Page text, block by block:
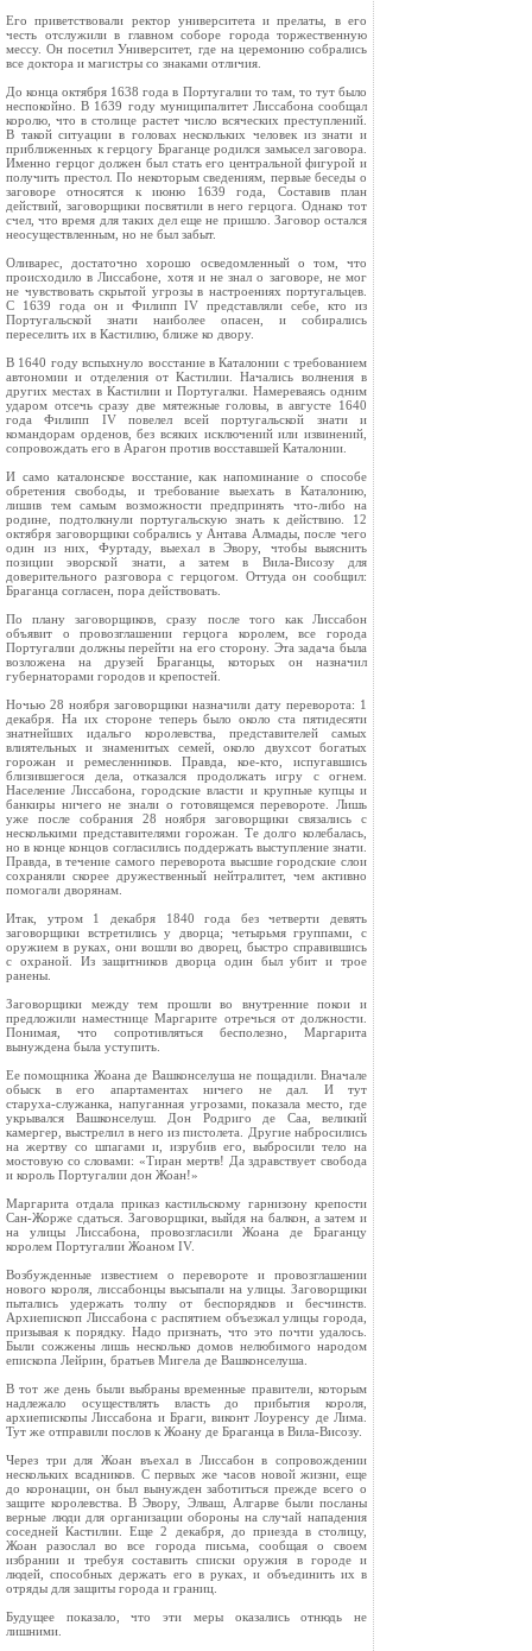
Его приветствовали ректор университета и прелаты, в его
честь отслужили в главном соборе города торжественную
мессу. Он посетил Университет, где на церемонию собрались
все доктора и магистры со знаками отличия.
До конца октября 1638 года в Португалии то там, то тут было
неспокойно. В 1б39 году муниципалитет Лиссабона сообщал
королю, что в столице растет число всяческих преступлений.
В такой ситуации в головах нескольких человек из знати и
приближенных к герцогу Браганце родился замысел заговора.
Именно герцог должен был стать его центральной фигурой и
получить престол. По некоторым сведениям, первые беседы о
заговоре относятся к июню 1639 года, Составив план
действий, заговорщики посвятили в него герцога. Однако тот
счел, что время для таких дел еще не пришло. Заговор остался
неосуществленным, но не был забыт.
Оливарес, достаточно хорошо осведомленный о том, что
происходило в Лиссабоне, хотя и не знал о заговоре, не мог
не чувствовать скрытой угрозы в настроениях португальцев.
С 1639 года он и Филипп IV представляли себе, кто из
Португальской знати наиболее опасен, и собирались
переселить их в Кастилию, ближе ко двору.
В 1640 году вспыхнуло восстание в Каталонии с требованием
автономии и отделения от Кастилии. Начались волнения в
других местах в Кастилии и Португалки. Намереваясь одним
ударом отсечь сразу две мятежные головы, в августе 1640
года Филипп IV повелел всей португальской знати и
командорам орденов, без всяких исключений или извинений,
сопровождать его в Арагон против восставшей Каталонии.
И само каталонское восстание, как напоминание о способе
обретения свободы, и требование выехать в Каталонию,
лишив тем самым возможности предпринять что‑либо на
родине, подтолкнули португальскую знать к действию. 12
октября заговорщики собрались у Антава Алмады, после чего
один из них, Фуртаду, выехал в Эвору, чтобы выяснить
позиции эворской знати, а затем в Вила‑Висозу для
доверительного разговора с герцогом. Оттуда он сообщил:
Браганца согласен, пора действовать.
По плану заговорщиков, сразу после того как Лиссабон
объявит о провозглашении герцога королем, все города
Португалии должны перейти на его сторону. Эта задача была
возложена на друзей Браганцы, которых он назначил
губернаторами городов и крепостей.
Ночью 28 ноября заговорщики назначили дату переворота: 1
декабря. На их стороне теперь было около ста пятидесяти
знатнейших идальго королевства, представителей самых
влиятельных и знаменитых семей, около двухсот богатых
горожан и ремесленников. Правда, кое‑кто, испугавшись
близившегося дела, отказался продолжать игру с огнем.
Население Лиссабона, городские власти и крупные купцы и
банкиры ничего не знали о готовящемся перевороте. Лишь
уже после собрания 28 ноября заговорщики связались с
несколькими представителями горожан. Те долго колебалась,
но в конце концов согласились поддержать выступление знати.
Правда, в течение самого переворота высшие городские слои
сохраняли скорее дружественный нейтралитет, чем активно
помогали дворянам.
Итак, утром 1 декабря 1840 года без четверти девять
заговорщики встретились у дворца; четырьмя группами, с
оружием в руках, они вошли во дворец, быстро справившись
с охраной. Из защитников дворца один был убит и трое
ранены.
Заговорщики между тем прошли во внутренние покои и
предложили наместнице Маргарите отречься от должности.
Понимая, что сопротивляться бесполезно, Маргарита
вынуждена была уступить.
Ее помощника Жоана де Вашконселуша не пощадили. Вначале
обыск в его апартаментах ничего не дал. И тут
старуха‑служанка, напуганная угрозами, показала место, где
укрывался Вашконселуш. Дон Родриго де Саа, великий
камергер, выстрелил в него из пистолета. Другие набросились
на жертву со шпагами и, изрубив его, выбросили тело на
мостовую со словами: «Тиран мертв! Да здравствует свобода
и король Португалии дон Жоан!»
Маргарита отдала приказ кастильскому гарнизону крепости
Сан‑Жорже сдаться. Заговорщики, выйдя на балкон, а затем и
на улицы Лиссабона, провозгласили Жоана де Браганцу
королем Португалии Жоаном IV.
Возбужденные известием о перевороте и провозглашении
нового короля, лиссабонцы высыпали на улицы. Заговорщики
пытались удержать толпу от беспорядков и бесчинств.
Архиепископ Лиссабона с распятием объезжал улицы города,
призывая к порядку. Надо признать, что это почти удалось.
Были сожжены лишь несколько домов нелюбимого народом
епископа Лейрин, братьев Мигела де Вашконселуша.
В тот же день были выбраны временные правители, которым
надлежало осуществлять власть до прибытия короля,
архиепископы Лиссабона и Браги, виконт Лоуренсу де Лима.
Тут же отправили послов к Жоану де Браганца в Вила‑Висозу.
Через три для Жоан въехал в Лиссабон в сопровождении
нескольких всадников. С первых же часов новой жизни, еще
до коронации, он был вынужден заботиться прежде всего о
защите королевства. В Эвору, Элваш, Алгарве были посланы
верные люди для организации обороны на случай нападения
соседней Кастилии. Еще 2 декабря, до приезда в столицу,
Жоан разослал во все города письма, сообщая о своем
избрании и требуя составить списки оружия в городе и
людей, способных держать его в руках, и объединить их в
отряды для защиты города и границ.
Будущее показало, что эти меры оказались отнюдь не
лишними.